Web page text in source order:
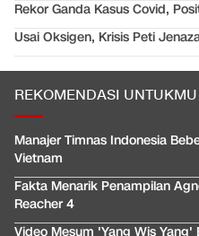
Rekor Ganda Kasus Covid,
Usai Oksigen, Krisis Peti
REKOMENDASI UNTUKMU
Manajer Timnas Indonesia
Vietnam
Fakta Menarik Penampilan
Reacher 4
Video Mesum 'Yang Wis